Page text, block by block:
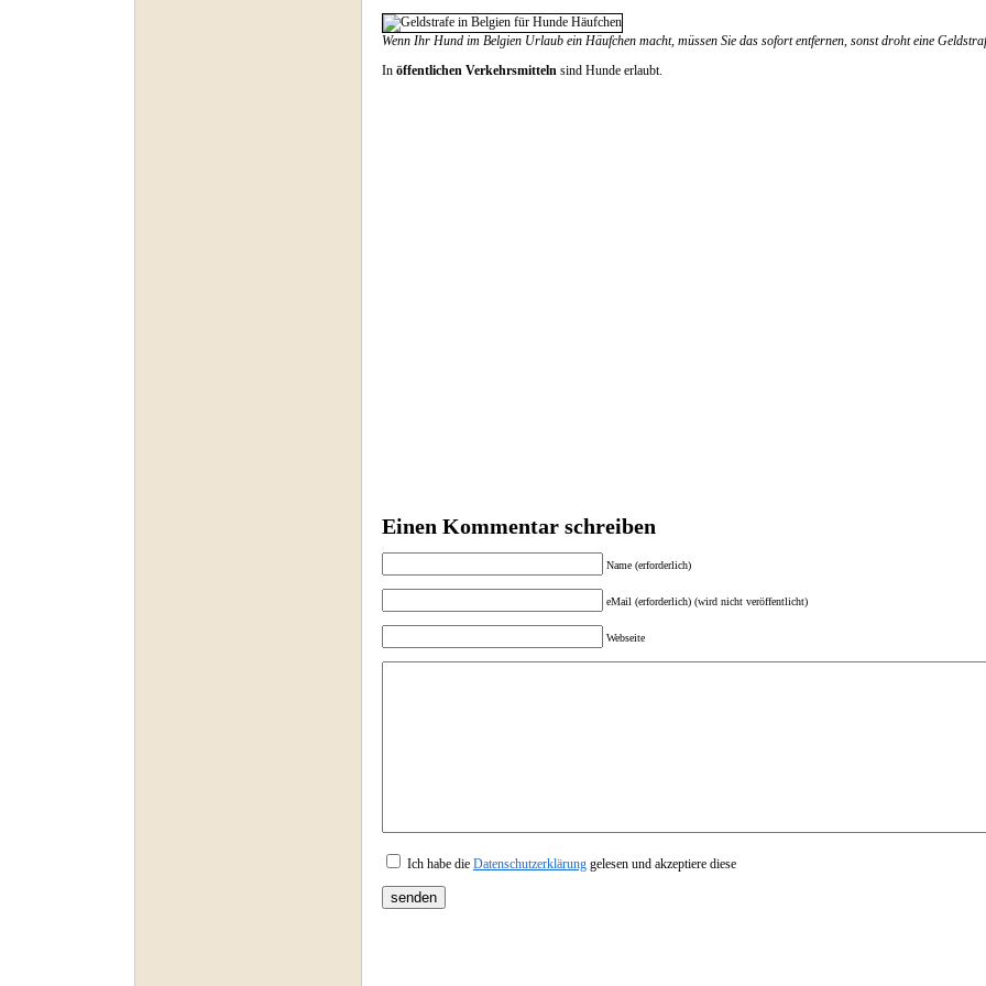
Wenn Ihr Hund im Belgien Urlaub ein Häufchen macht, müssen Sie das sofort entfernen, sonst droht eine
In öffentlichen Verkehrsmitteln sind Hunde erlaubt.
Einen Kommentar schreiben
Name (erforderlich)
eMail (erforderlich) (wird nicht veröffentlicht)
Webseite
Ich habe die Datenschutzerklärung gelesen und akzeptiere diese